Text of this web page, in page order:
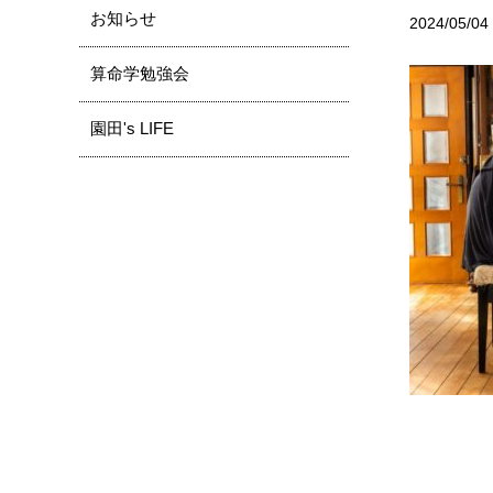
2024/05/04
お知らせ
算命学勉強会
園田's LIFE